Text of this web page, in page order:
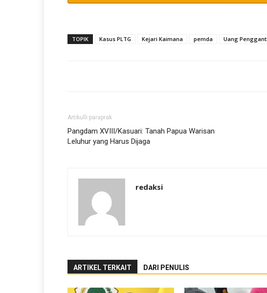
TOPIK Kasus PLTG Kejari Kaimana pemda Uang
Artikulli paraprak
Pangdam XVIII/Kasuari: Tanah Papua Warisan
Leluhur yang Harus Dijaga
redaksi
ARTIKEL TERKAIT DARI PENULIS